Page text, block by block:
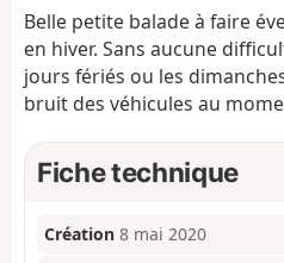
Belle petite balade à faire
en hiver. Sans aucune
jours fériés ou les
bruit des véhicules au
Fiche technique
Création 8 mai 2020